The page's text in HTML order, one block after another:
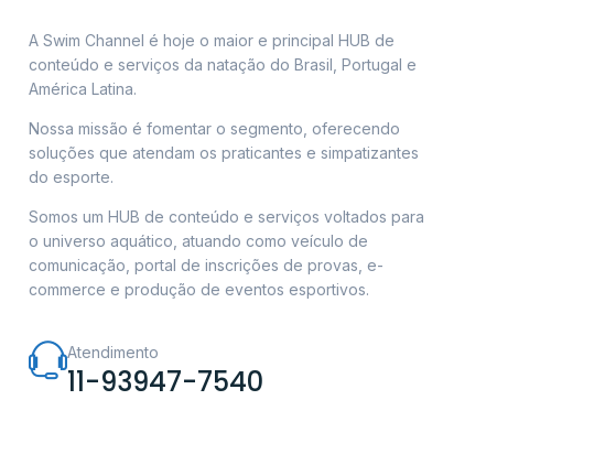
A Swim Channel é hoje o maior e principal HUB de
conteúdo e serviços da natação do Brasil, Portugal e
América Latina.
Nossa missão é fomentar o segmento, oferecendo
soluções que atendam os praticantes e simpatizantes
do esporte.
Somos um HUB de conteúdo e serviços voltados para
o universo aquático, atuando como veículo de
comunicação, portal de inscrições de provas, e-
commerce e produção de eventos esportivos.
Atendimento
11-93947-7540